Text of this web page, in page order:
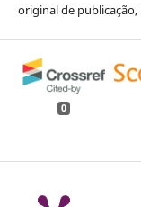
original de
0